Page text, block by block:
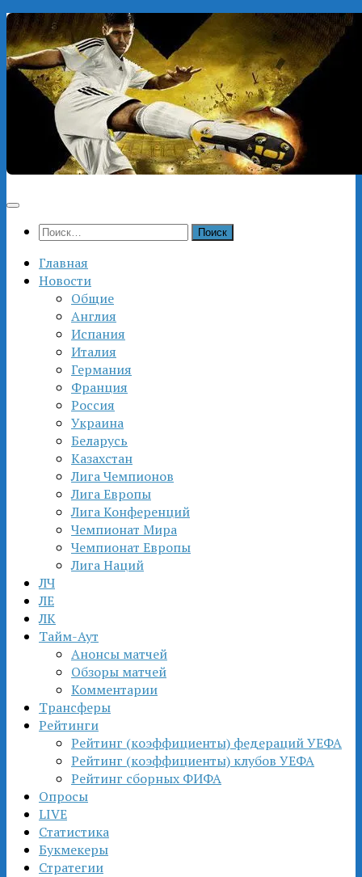
Перейти
к
содержимому
Найти:
Главная
Новости
Общие
Англия
Испания
Италия
Германия
Франция
Россия
Украина
Беларусь
Казахстан
Лига Чемпионов
Лига Европы
Лига Конференций
Чемпионат Мира
Чемпионат Европы
Лига Наций
ЛЧ
ЛЕ
ЛК
Тайм-Аут
Анонсы матчей
Обзоры матчей
Комментарии
Трансферы
Рейтинги
Рейтинг (коэффициенты) федераций УЕФА
Рейтинг (коэффициенты) клубов УЕФА
Рейтинг сборных ФИФА
Опросы
LIVE
Статистика
Букмекеры
Стратегии